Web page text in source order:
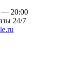
20:00
24/7